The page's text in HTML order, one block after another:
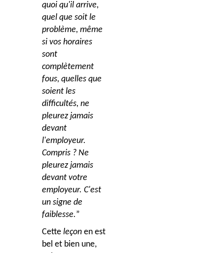
quoi qu'il arrive,
quel que soit le
problème, même
si vos horaires
sont
complètement
fous, quelles que
soient les
difficultés, ne
pleurez jamais
devant
l'employeur.
Compris ? Ne
pleurez jamais
devant votre
employeur. C'est
un signe de
faiblesse.”
Cette leçon en est
bel et bien une,